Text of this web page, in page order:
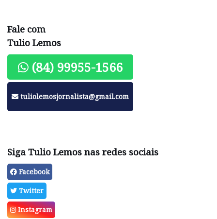
Fale com
Tulio Lemos
(84) 99955-1566
tuliolemosjornalista@gmail.com
Siga Tulio Lemos nas redes sociais
Facebook
Twitter
Instagram